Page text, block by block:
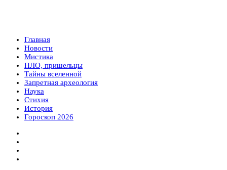
Главная
Новости
Мистика
НЛО, пришельцы
Тайны вселенной
Запретная археология
Наука
Стихия
История
Гороскоп 2026